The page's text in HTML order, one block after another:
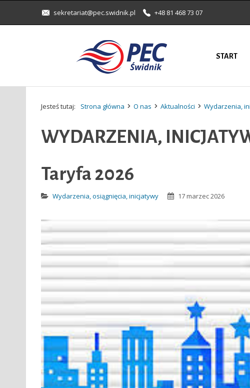
sekretariat@pec.swidnik.pl +48 81 468 73 07
START
Jesteś tutaj: Strona główna O nas Aktualności Wydarzenia,
WYDARZENIA,
Taryfa 2026
Wydarzenia, osiągnięcia, inicjatywy 17 marzec 2026